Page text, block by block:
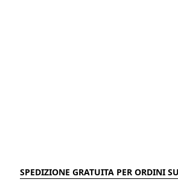
SPEDIZIONE GRATUITA PER ORDINI